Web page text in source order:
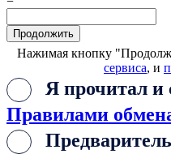
Нажимая кнопку
сервиса, и
Я прочитал и
Правилами